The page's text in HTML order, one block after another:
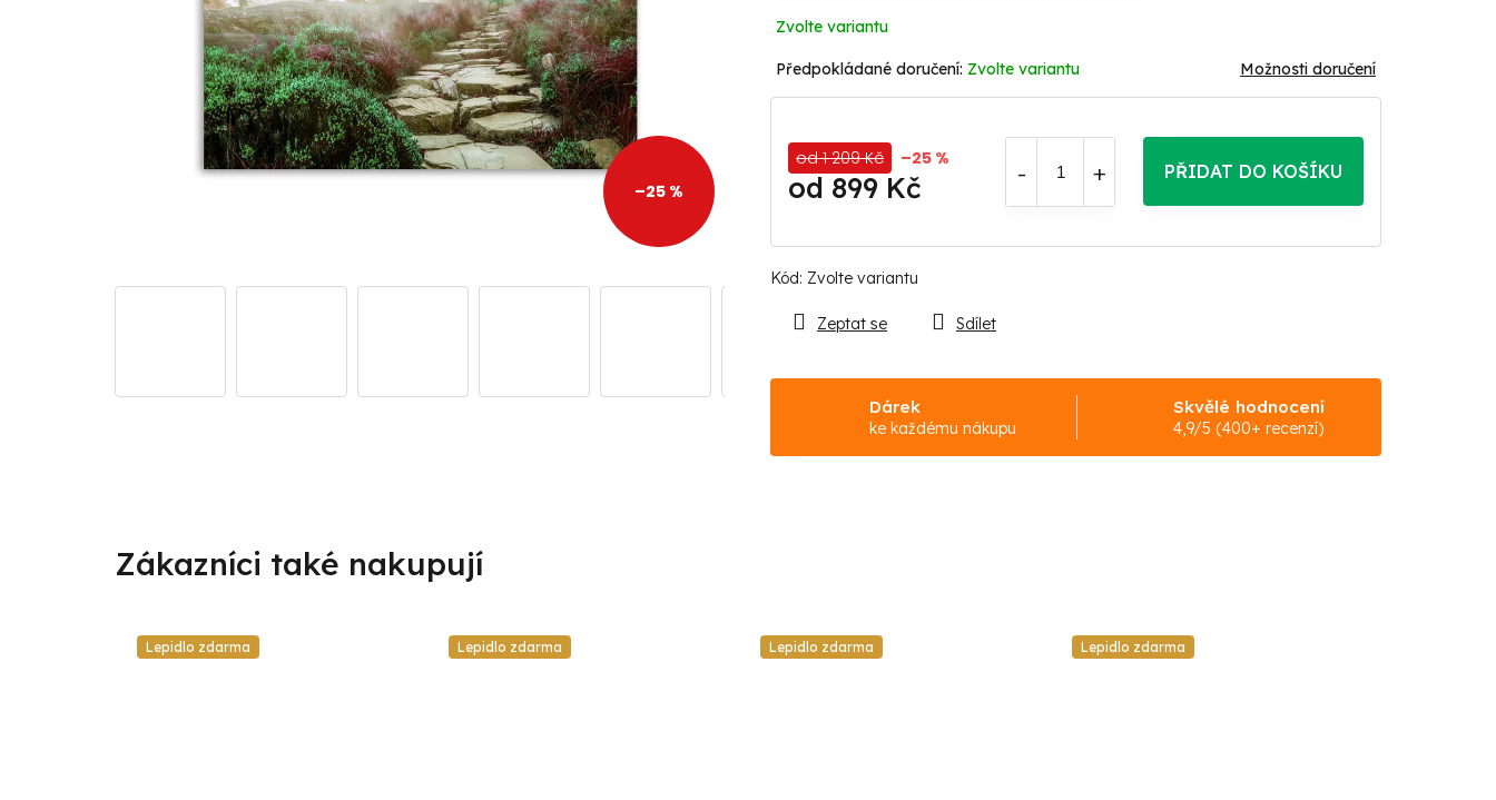
–25 %
Kód: Zvolte variantu
Zvolte variantu
Zvolte variantu Možnosti doručení
od 1 209 Kč –25 %
od 899 Kč PŘIDAT DO KOŠÍKU
Dárek
ke každému nákupu
Skvělé hodnocení
4,9/5 (400+ recenzí)
Zeptat se Sdílet
Lepidlo zdarma Lepidlo zdarma Lepidlo zdarma Lepidlo zdarma